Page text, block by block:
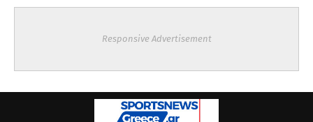
Responsive Advertisement